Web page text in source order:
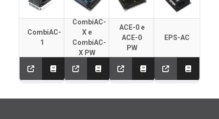
CombiAC-
1
CombiAC-
X e
CombiAC-
X PW
ACE-0 e
ACE-0
PW
EPS-AC